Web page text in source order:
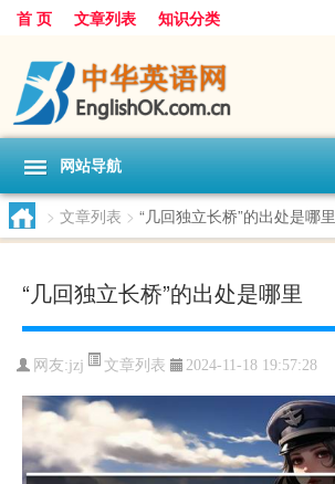
首 页 文章列表 知识分类
网站导航
> 文章列表 > “几回独立长桥”的出处是哪里
“几回独立长桥”的出处是哪里
网友:jzj 文章列表 2024-11-18 19:57:28